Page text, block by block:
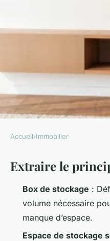
5 conseils
choisir un
Lille
10/03/2026 15:18
Accueil›Immobilier
Extraire le
Box de stockage :
volume nécessaire
manque d’espace.
Espace de stockage